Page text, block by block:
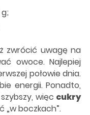
zwrócić uwagę na
owoce. Najlepiej
połowie dnia.
energii. Ponadto,
więc cukry
„w boczkach”.